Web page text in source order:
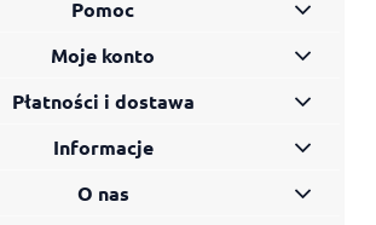
Pomoc
Moje konto
Płatności i dostawa
Informacje
O nas